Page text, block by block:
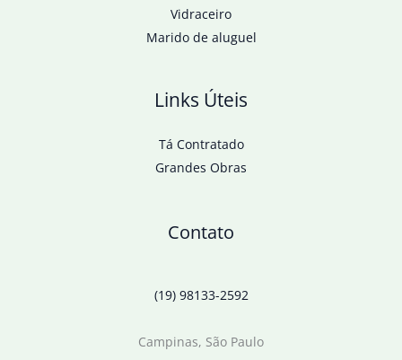
Vidraceiro
Marido de aluguel
Links Úteis
Tá Contratado
Grandes Obras
Contato
(19) 98133-2592
Campinas, São Paulo